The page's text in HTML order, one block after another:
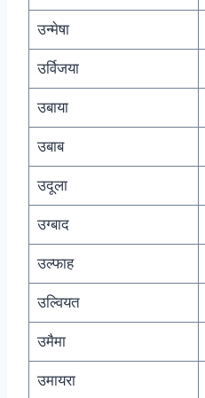
उन्मेषा
उर्विजया
उबाया
उबाब
उदूला
उग्बाद
उल्फाह
उल्वियत
उमैमा
उमायरा